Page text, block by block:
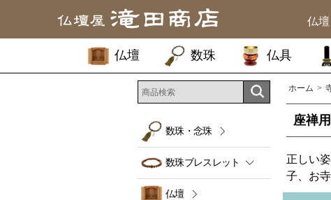
仏
仏壇 数珠 仏具
ホーム
座禅
正しい
子、お
数珠・念珠
数珠ブレスレット
仏壇